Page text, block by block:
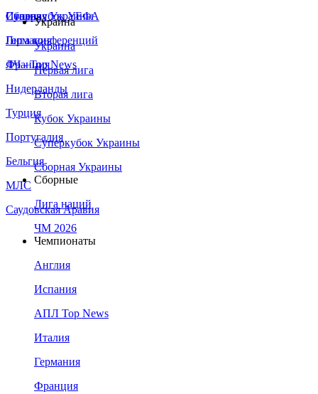
Сборная Украины
Италия
Германия
Франция
Нидерланды
Турция
Португалия
Бельгия
МЛС
Саудовская Аравия
Суперкубок УЕФА
Лига конференций
ЛЧ - Top News
Украина
Украина
Первая лига
Вторая лига
Кубок Украины
Суперкубок Украины
Сборная Украины
Сборные
Лига наций
ЧМ 2026
Чемпионаты
Англия
Испания
АПЛ Top News
Италия
Германия
Франция